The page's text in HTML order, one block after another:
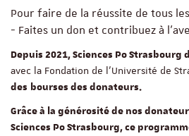
Pour faire de la réussite de tous
- Faites un don et contribuez à
Depuis 2021, Sciences Po Strasbourg
avec la Fondation de l’Université de
des bourses des donateurs.
Grâce à la générosité de nos
Sciences Po Strasbourg, ce